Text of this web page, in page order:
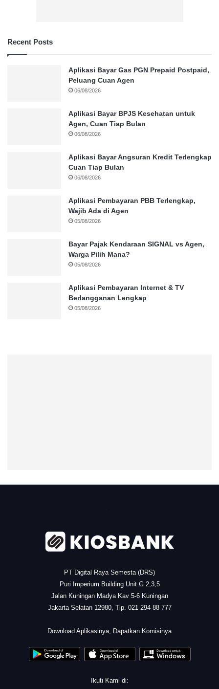
Recent Posts
Aplikasi Bayar Gas PGN Prepaid Postpaid,
Peluang Cuan Agen
06/08/2026
Aplikasi Bayar BPJS Kesehatan untuk
Agen, Cuan Tiap Bulan
06/08/2026
Aplikasi Bayar Angsuran Kredit Terlengkap
Cuan Tiap Bulan
06/08/2026
Aplikasi Pembayaran PBB Terlengkap,
Wajib Ada di Agen
05/08/2026
Bayar Pajak Kendaraan SIGNAL vs Agen,
Warga Pilih Mana?
05/08/2026
Aplikasi Pembayaran Internet & TV
Berlangganan Lengkap
05/08/2026
PT Digital Raya Semesta (DRS)
Puri Imperium Building Unit G 2,3,5
Jalan Kuningan Madya Kav 5-6 Kuningan
Jakarta Selatan 12980, Tlp. 021 294 88 777
Download Aplikasinya, Dapatkan Komisinya
Ikuti Kami di: